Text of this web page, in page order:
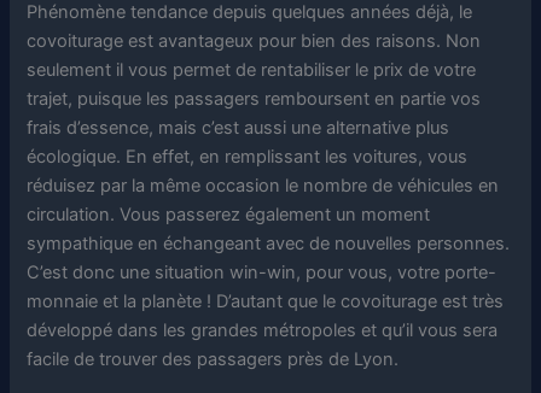
Phénomène tendance depuis quelques années déjà, le
covoiturage est avantageux pour bien des raisons. Non
seulement il vous permet de rentabiliser le prix de votre
trajet, puisque les passagers remboursent en partie vos
frais d’essence, mais c’est aussi une alternative plus
écologique. En effet, en remplissant les voitures, vous
réduisez par la même occasion le nombre de véhicules en
circulation. Vous passerez également un moment
sympathique en échangeant avec de nouvelles personnes.
C’est donc une situation win-win, pour vous, votre porte-
monnaie et la planète ! D’autant que le covoiturage est très
développé dans les grandes métropoles et qu’il vous sera
facile de trouver des passagers près de Lyon.